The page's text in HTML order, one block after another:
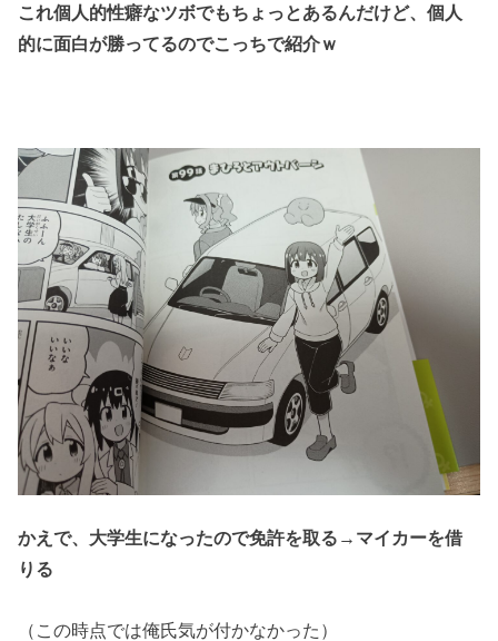
これ個人的性癖なツボでもちょっとあるんだけど、個人
的に面白が勝ってるのでこっちで紹介ｗ
かえで、大学生になったので免許を取る→マイカーを借
りる
（この時点では俺氏気が付かなかった）